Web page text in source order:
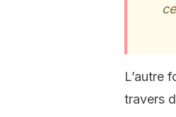
L’autre
travers